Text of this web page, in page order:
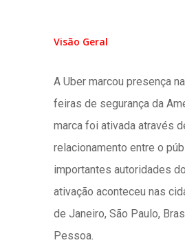
Visão Geral
A Uber marcou presença
feiras de segurança da
marca foi ativada através
relacionamento entre o
importantes autoridades
ativação aconteceu nas
de Janeiro, São Paulo,
Pessoa.